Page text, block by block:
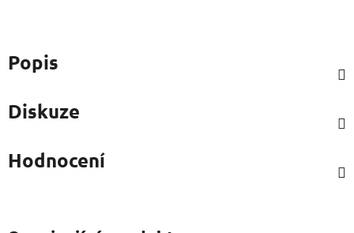
Popis
Diskuze
Hodnocení